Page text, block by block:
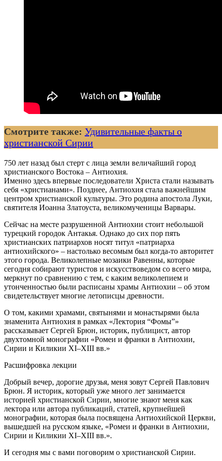
Смотрите также: Удивительные факты о
христианской Сирии
750 лет назад был стерт с лица земли величайший город
христианского Востока – Антиохия.
Именно здесь впервые последователи Христа стали называть
себя «христианами». Позднее, Антиохия стала важнейшим
центром христианской культуры. Это родина апостола Луки,
святителя Иоанна Златоуста, великомученицы Варвары.
Сейчас на месте разрушенной Антиохии стоит небольшой
турецкий городок Антакья. Однако до сих пор пять
христианских патриархов носят титул «патриарха
антиохийского» – настолько весомым был когда-то авторитет
этого города. Великолепные мозаики Равенны, которые
сегодня собирают туристов и искусствоведом со всего мира,
меркнут по сравнению с тем, с каким великолепием и
утонченностью были расписаны храмы Антиохии – об этом
свидетельствует многие летописцы древности.
О том, какими храмами, святынями и монастырями была
знаменита Антиохия в рамках «Лектория “Фомы”»
рассказывает Сергей Брюн, историк, публицист, автор
двухтомной монографии «Ромеи и франки в Антиохии,
Сирии и Киликии XI–XIII вв.»
Расшифровка лекции
Добрый вечер, дорогие друзья, меня зовут Сергей Павлович
Брюн. Я историк, который уже много лет занимается
историей христианской Сирии, многие знают меня как
лектора или автора публикаций, статей, крупнейшей
монографии, которая была посвящена Антиохийской Церкви,
вышедшей на русском языке, «Ромеи и франки в Антиохии,
Сирии и Киликии XI–XIII вв.».
И сегодня мы с вами поговорим о христианской Сирии.